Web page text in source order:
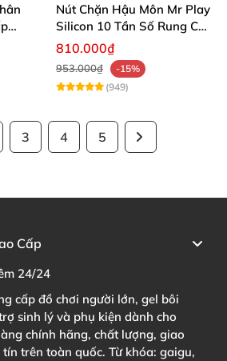
Nút Chặn Hậu Môn Mr Play
Silicon 10 Tần Số Rung Cao
Cấp
810.000₫
953.000₫
-15%
(949)
3 4 5
Cấp
24/24
cấp đồ chơi người lớn, gel bôi
sinh lý và phụ kiện dành cho
chính hãng, chất lượng, giao
trên toàn quốc. Từ khóa: gaigu,